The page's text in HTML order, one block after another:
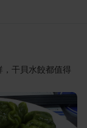
干貝水餃都值得